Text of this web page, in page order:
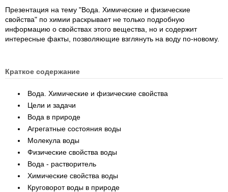
Презентация на тему "Вода. Химические и физические
свойства" по химии раскрывает не только подробную
информацию о свойствах этого вещества, но и содержит
интересные факты, позволяющие взглянуть на воду по-новому.
Краткое содержание
Вода. Химические и физические свойства
Цели и задачи
Вода в природе
Агрегатные состояния воды
Молекула воды
Физические свойства воды
Вода - растворитель
Химические свойства воды
Круговорот воды в природе